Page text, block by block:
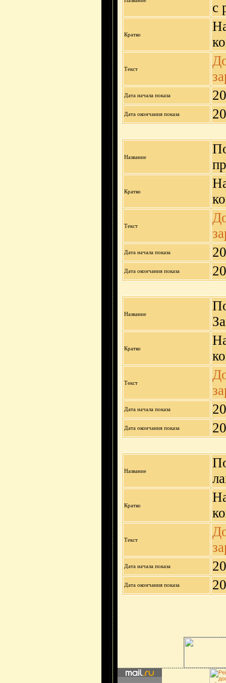
с
Кратко
Текст
Дата начала показа
Дата окончания показа
Название
Кратко
Текст
Дата начала показа
Дата окончания показа
Название
Кратко
Текст
Дата начала показа
Дата окончания показа
Название
Кратко
Текст
Дата начала показа
Дата окончания показа